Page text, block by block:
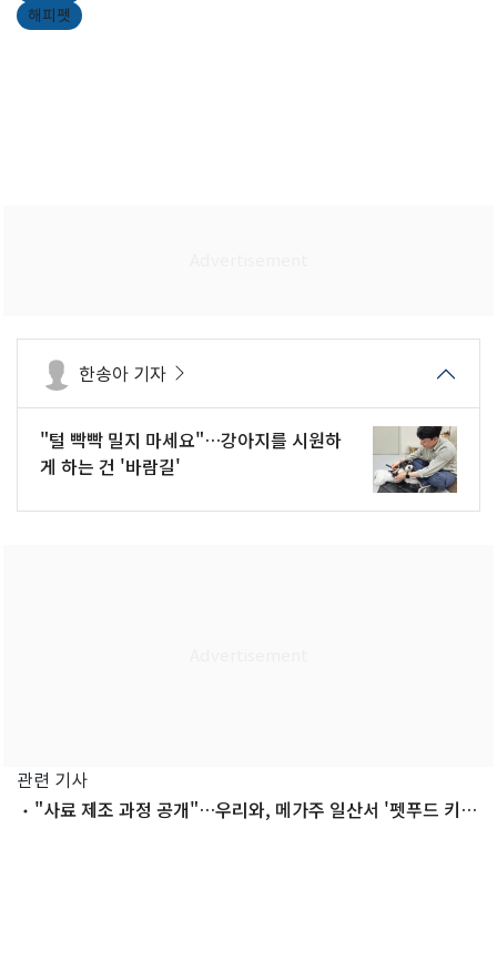
해피펫
한송아 기자
"털 빡빡 밀지 마세요"…강아지를 시원하
게 하는 건 '바람길'
관련 기사
"사료 제조 과정 공개"…우리와, 메가주 일산서 '펫푸드 키